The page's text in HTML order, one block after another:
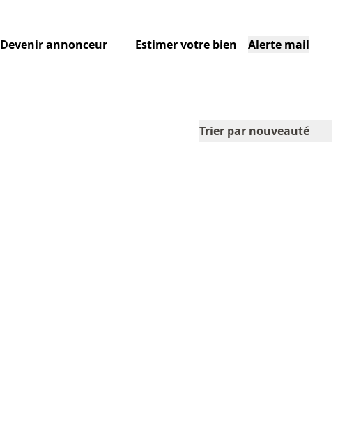
Devenir annonceur Estimer votre bien Alerte mail
Trier par nouveauté